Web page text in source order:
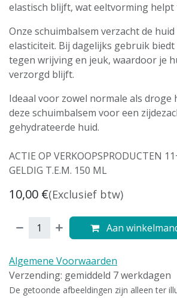
elastisch blijft, wat eeltvorming helpt
Onze schuimbalsem verzacht de
elasticiteit. Bij dagelijks gebruik
tegen wrijving en jeuk, waardoor je
verzorgd blijft.
Ideaal voor zowel normale als
deze schuimbalsem voor een
gehydrateerde huid.
ACTIE OP VERKOOPSPRODUCTEN
GELDIG T.E.M. 150 ML
10,00 €(Exclusief btw)
Aan
Algemene Voorwaarden
Verzending: gemiddeld 7 werkdagen
De getoonde afbeeldingen zijn alleen ter